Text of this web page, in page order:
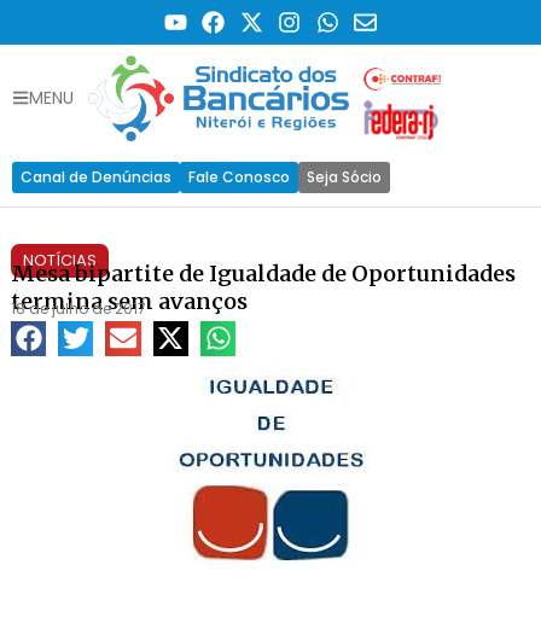
MENU
Canal de Denúncias Fale Conosco Seja Sócio
NOTÍCIAS
Mesa bipartite de Igualdade de Oportunidades
termina sem avanços
18 de julho de 2017